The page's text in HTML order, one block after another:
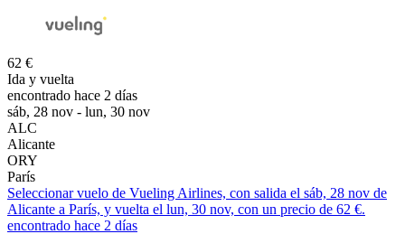
62 €
Ida y vuelta
encontrado hace 2 días
sáb, 28 nov - lun, 30 nov
ALC
Alicante
ORY
París
Seleccionar vuelo de Vueling Airlines, con salida el sáb, 28 nov de
Alicante a París, y vuelta el lun, 30 nov, con un precio de 62 €.
encontrado hace 2 días